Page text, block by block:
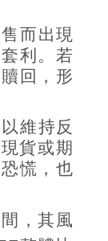
而出現
利。若
回，形
維持反
貨或期
慌，也
，其風